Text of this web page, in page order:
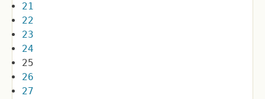
21
22
23
24
25
26
27